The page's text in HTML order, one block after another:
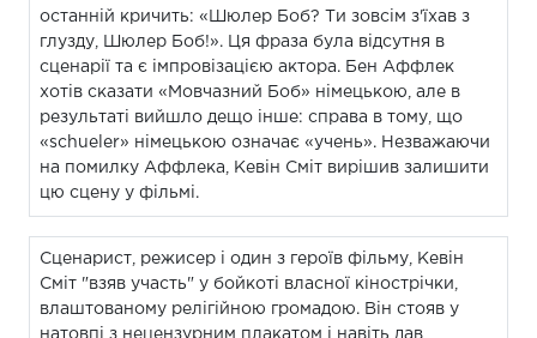
останній кричить: «Шюлер Боб? Ти зовсім з'їхав з
глузду, Шюлер Боб!». Ця фраза була відсутня в
сценарії та є імпровізацією актора. Бен Аффлек
хотів сказати «Мовчазний Боб» німецькою, але в
результаті вийшло дещо інше: справа в тому, що
«schueler» німецькою означає «учень». Незважаючи
на помилку Аффлека, Кевін Сміт вирішив залишити
цю сцену у фільмі.
Сценарист, режисер і один з героїв фільму, Кевін
Сміт "взяв участь" у бойкоті власної кінострічки,
влаштованому релігійною громадою. Він стояв у
натовпі з нецензурним плакатом і навіть дав